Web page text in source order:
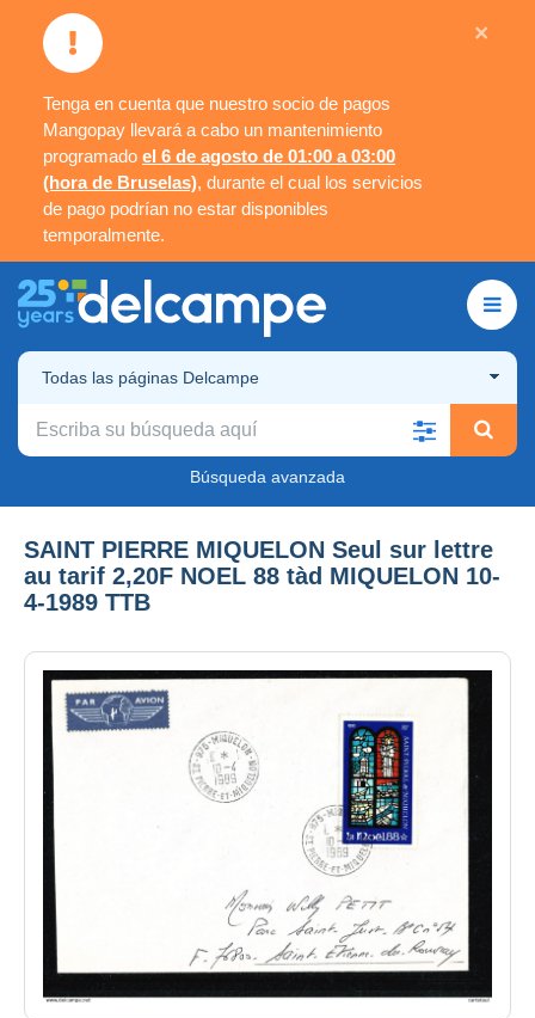
Tenga en cuenta que nuestro socio de pagos
Mangopay llevará a cabo un mantenimiento
programado el 6 de agosto de 01:00 a 03:00
(hora de Bruselas), durante el cual los servicios
de pago podrían no estar disponibles
temporalmente.
×
Todas las páginas Delcampe
Búsqueda avanzada
SAINT PIERRE MIQUELON Seul sur lettre
au tarif 2,20F NOEL 88 tàd MIQUELON 10-
4-1989 TTB